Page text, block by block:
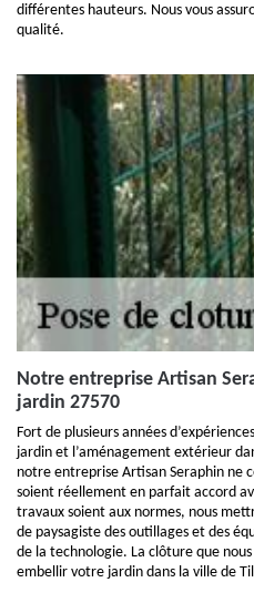
différentes hauteurs. Nous vous
qualité.
Notre entreprise Artisan
jardin 27570
Fort de plusieurs années
jardin et l’aménagement extérieur
notre entreprise Artisan Seraphin ne
soient réellement en parfait accord
travaux soient aux normes, nous
de paysagiste des outillages et des
de la technologie. La clôture que
embellir votre jardin dans la ville de